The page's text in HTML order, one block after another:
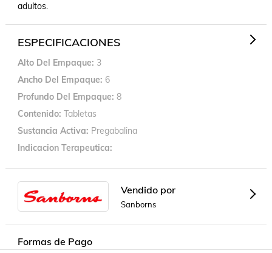
adultos.
ESPECIFICACIONES
Alto Del Empaque 3
Ancho Del Empaque 6
Profundo Del Empaque 8
Contenido Tabletas
Sustancia Activa Pregabalina
Indicacion Terapeutica
Vendido por
Sanborns
Formas de Pago